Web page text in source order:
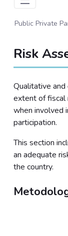
Risk
Qualitative
extent of fiscal
when involved
participation.
This section
an adequate
the country.